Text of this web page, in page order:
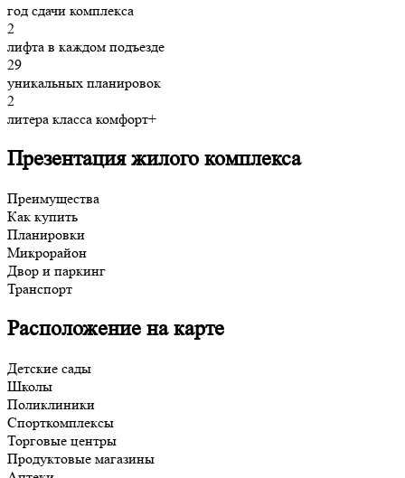
год сдачи комплекса
2
лифта в каждом подъезде
29
уникальных планировок
2
литера класса комфорт+
Презентация жилого комплекса
Преимущества
Как купить
Планировки
Микрорайон
Двор и паркинг
Транспорт
Расположение на карте
Детские сады
Школы
Поликлиники
Спорткомплексы
Торговые центры
Продуктовые магазины